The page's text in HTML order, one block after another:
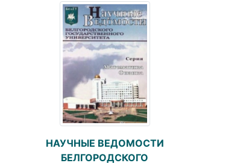
НАУЧНЫЕ ВЕДОМОСТИ
БЕЛГОРОДСКОГО